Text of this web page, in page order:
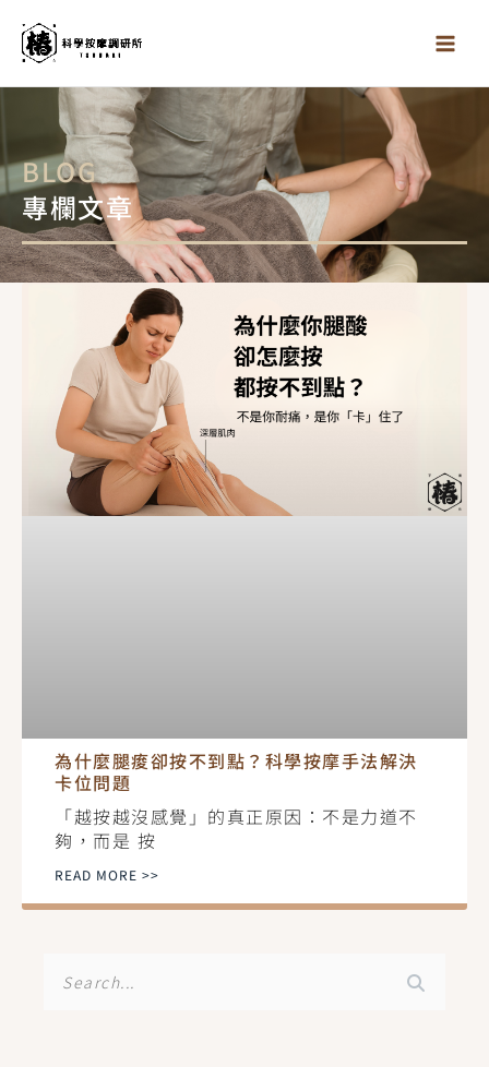
BLOG
專欄文章
為什麼腿痠卻按不到點？科學按摩手法解決
卡位問題
「越按越沒感覺」的真正原因：不是力道不
夠，而是 按
READ MORE >>